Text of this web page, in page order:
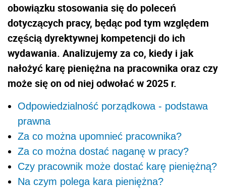
obowiązku stosowania się do poleceń
dotyczących pracy, będąc pod tym względem
częścią dyrektywnej kompetencji do ich
wydawania. Analizujemy za co, kiedy i jak
nałożyć karę pieniężna na pracownika oraz czy
może się on od niej odwołać w 2025 r.
Odpowiedzialność porządkowa - podstawa
prawna
Za co można upomnieć pracownika?
Za co można dostać naganę w pracy?
Czy pracownik może dostać karę pieniężną?
Na czym polega kara pieniężna?